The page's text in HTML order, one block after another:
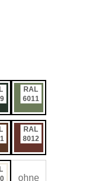
RAL
6011
RAL
8012
ohne